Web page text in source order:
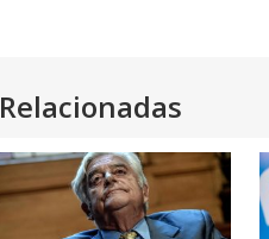
Relacionadas